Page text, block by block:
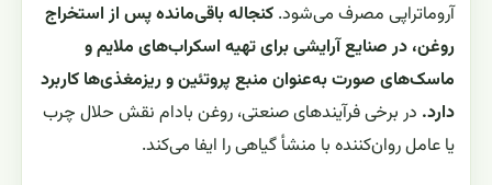
آروماتراپی مصرف می‌شود. کنجاله باقی‌مانده پس از استخراج
روغن، در صنایع آرایشی برای تهیه اسکراب‌های ملایم و
ماسک‌های صورت به‌عنوان منبع پروتئین و ریزمغذی‌ها کاربرد
دارد. در برخی فرآیندهای صنعتی، روغن بادام نقش حلال چرب
یا عامل روان‌کننده با منشأ گیاهی را ایفا می‌کند.